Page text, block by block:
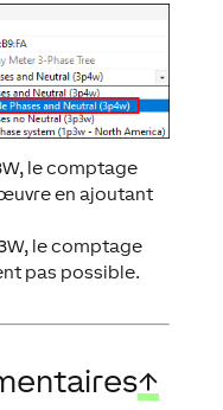
le comptage
en ajoutant
le comptage
pas possible.
↑